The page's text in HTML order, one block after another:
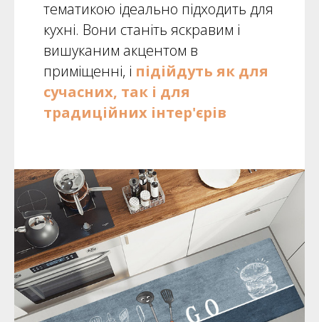
тематикою ідеально підходить для
кухні. Вони станіть яскравим і
вишуканим акцентом в
приміщенні, і підійдуть як для
сучасних, так і для
традиційних інтер'єрів